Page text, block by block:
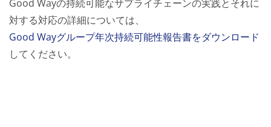
Good Wayの持続可能なサプライチェーンの実践とそれに
対する対応の詳細については、
Good Wayグループ年次持続可能性報告書をダウンロード
してください。